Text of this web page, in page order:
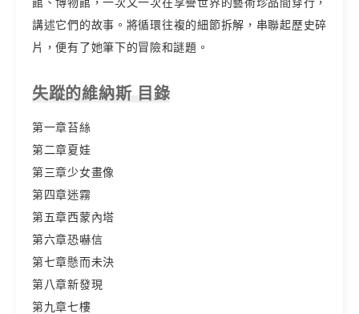
講述它們的故事。將循環往複的細節拆解，串聯起歷史碎
片，便有了她筆下的冒險和謎題。
失蹤的維納斯 目錄
第一章苔絲
第二章夏娃
第三章少女畫像
第四章迷霧
第五章西蒙內塔
第六章恐嚇信
第七章懸而未決
第八章新發現
第九章七樓